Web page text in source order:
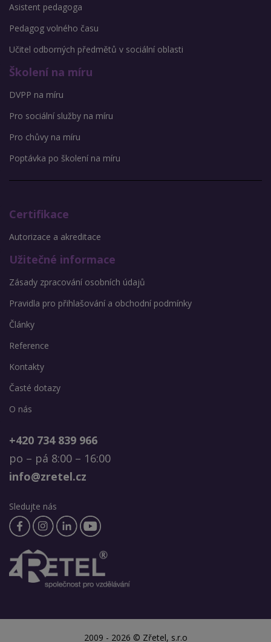
Asistent pedagoga
Pedagog volného času
Učitel odborných předmětů v sociální oblasti
Školení na míru
DVPP na míru
Pro sociální služby na míru
Pro chůvy na míru
Poptávka po školení na míru
Certifikace
Autorizace a akreditace
Užitečné informace
Zásady zpracování osobních údajů
Pravidla pro přihlašování a obchodní podmínky
Články
Reference
Kontakty
Časté dotazy
O nás
+420 734 839 966
po – pá 8:00 – 16:00
info@zretel.cz
Sledujte nás
2009 - 2026 © Zřetel, s.r.o